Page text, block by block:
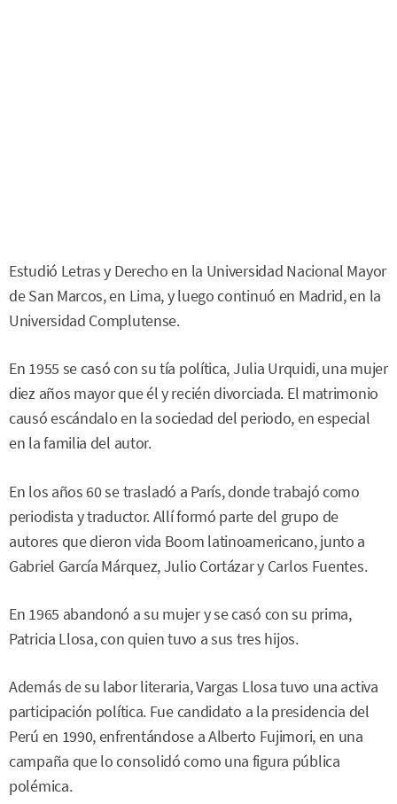
Estudió Letras y Derecho en la Universidad Nacional Mayor
de San Marcos, en Lima, y luego continuó en Madrid, en la
Universidad Complutense.
En 1955 se casó con su tía política, Julia Urquidi, una mujer
diez años mayor que él y recién divorciada. El matrimonio
causó escándalo en la sociedad del periodo, en especial
en la familia del autor.
En los años 60 se trasladó a París, donde trabajó como
periodista y traductor. Allí formó parte del grupo de
autores que dieron vida Boom latinoamericano, junto a
Gabriel García Márquez, Julio Cortázar y Carlos Fuentes.
En 1965 abandonó a su mujer y se casó con su prima,
Patricia Llosa, con quien tuvo a sus tres hijos.
Además de su labor literaria, Vargas Llosa tuvo una activa
participación política. Fue candidato a la presidencia del
Perú en 1990, enfrentándose a Alberto Fujimori, en una
campaña que lo consolidó como una figura pública
polémica.